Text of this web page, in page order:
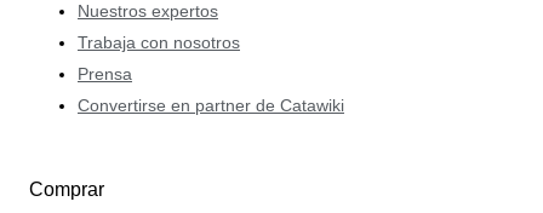
Nuestros expertos
Trabaja con nosotros
Prensa
Convertirse en partner de Catawiki
Comprar